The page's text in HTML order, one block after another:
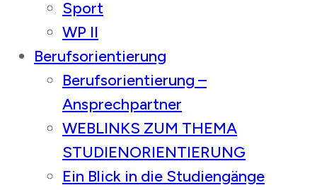
Sport
WP II
Berufsorientierung
Berufsorientierung –
Ansprechpartner
WEBLINKS ZUM THEMA
STUDIENORIENTIERUNG
Ein Blick in die Studiengänge